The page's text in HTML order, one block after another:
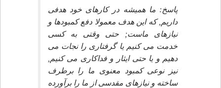
پاسخ: ما هميشه در كارهاى خود هدفى
داريم, كه اين هدف معمولا دفع كمبودها و
نيازهاى ماست; حتى وقتى به كسى
خدمت مى كنيم يا گرفتارى را نجات مى
دهيم و يا حتى ايثار و فداكارى مى كنيم,
نيز نوعى كمبود معنوى ما را برطرف
ساخته و نيازهاى مقدسى از ما را برآورده